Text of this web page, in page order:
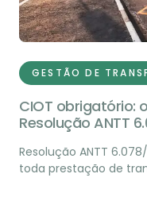
GESTÃO DE
CIOT obrigatório:
Resolução ANTT
Resolução ANTT
toda prestação de